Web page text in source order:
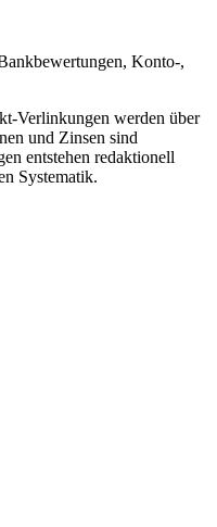
Konto-,
Verlinkungen werden über
und Zinsen sind
entstehen redaktionell
Systematik.